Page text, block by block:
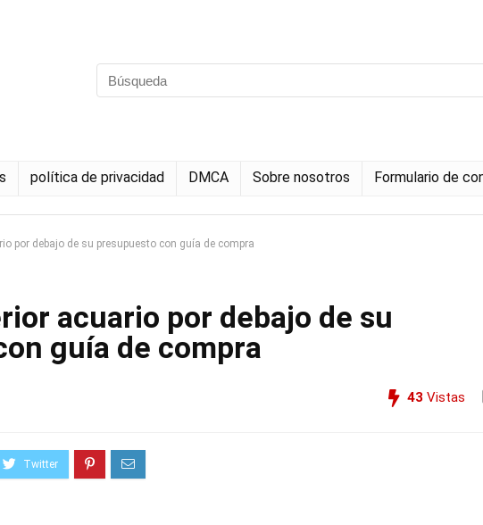
política de privacidad DMCA Sobre nosotros Formulario de
por debajo de su presupuesto con guía de compra
acuario por debajo de su
guía de compra
43 Vistas